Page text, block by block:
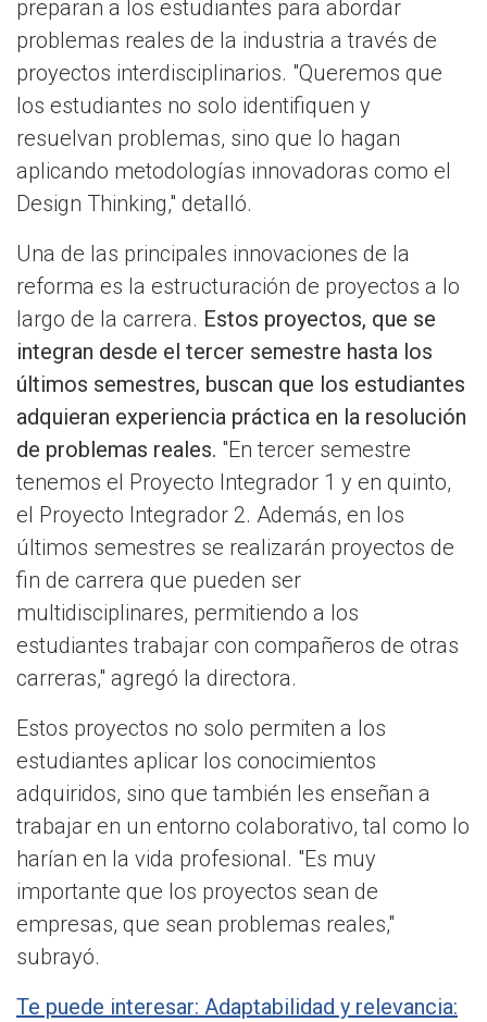
preparan a los estudiantes para abordar
problemas reales de la industria a través de
proyectos interdisciplinarios. "Queremos que
los estudiantes no solo identifiquen y
resuelvan problemas, sino que lo hagan
aplicando metodologías innovadoras como el
Design Thinking," detalló.
Una de las principales innovaciones de la
reforma es la estructuración de proyectos a lo
largo de la carrera. Estos proyectos, que se
integran desde el tercer semestre hasta los
últimos semestres, buscan que los estudiantes
adquieran experiencia práctica en la resolución
de problemas reales. "En tercer semestre
tenemos el Proyecto Integrador 1 y en quinto,
el Proyecto Integrador 2. Además, en los
últimos semestres se realizarán proyectos de
fin de carrera que pueden ser
multidisciplinares, permitiendo a los
estudiantes trabajar con compañeros de otras
carreras," agregó la directora.
Estos proyectos no solo permiten a los
estudiantes aplicar los conocimientos
adquiridos, sino que también les enseñan a
trabajar en un entorno colaborativo, tal como lo
harían en la vida profesional. "Es muy
importante que los proyectos sean de
empresas, que sean problemas reales,"
subrayó.
Te puede interesar: Adaptabilidad y relevancia: